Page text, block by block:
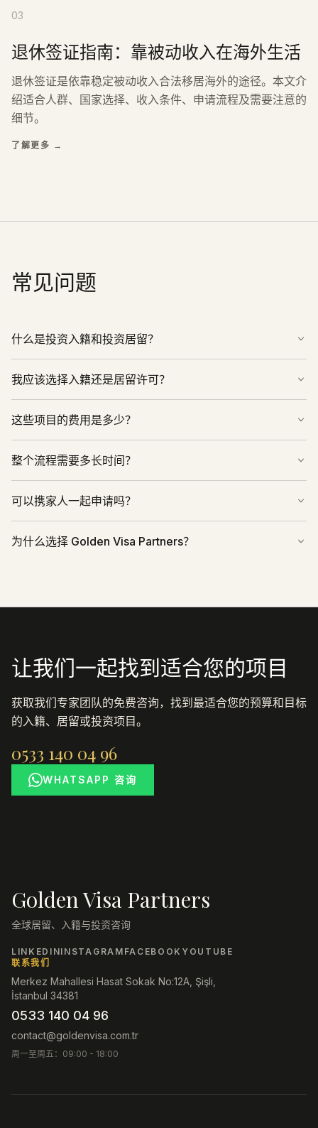
03
退休签证指南：靠被动收入在海外生活
退休签证是依靠稳定被动收入合法移居海外的途径。本文介
绍适合人群、国家选择、收入条件、申请流程及需要注意的
细节。
了解更多 →
常见问题
什么是投资入籍和投资居留？
我应该选择入籍还是居留许可？
这些项目的费用是多少？
整个流程需要多长时间？
可以携家人一起申请吗？
为什么选择 Golden Visa Partners？
让我们一起找到适合您的项目
获取我们专家团队的免费咨询，找到最适合您的预算和目标
的入籍、居留或投资项目。
0533 140 04 96
WHATSAPP 咨询
Golden Visa Partners
全球居留、入籍与投资咨询
LINKEDININSTAGRAM FACEBOOK YOUTUBE
联系我们
Merkez Mahallesi Hasat Sokak No:12A, Şişli,
İstanbul 34381
0533 140 04 96
contact@goldenvisa.com.tr
周一至周五：09:00 - 18:00